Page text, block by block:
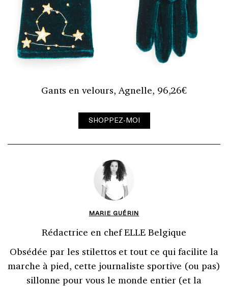
Gants en velours, Agnelle, 96,26€
SHOPPEZ-MOI
MARIE GUÉRIN
Rédactrice en chef ELLE Belgique
Obsédée par les stilettos et tout ce qui facilite la
marche à pied, cette journaliste sportive (ou pas)
sillonne pour vous le monde entier (et la